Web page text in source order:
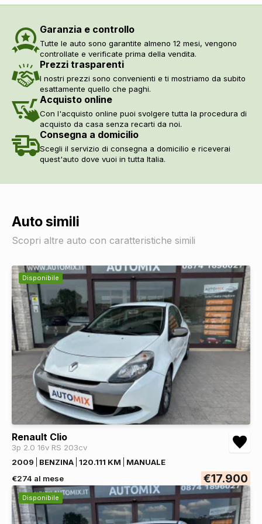
Vetri scuri
DI SERIE
Garanzia e controllo
Tutte le auto sono garantite almeno 12 mesi, vengono
controllate e verificate prima della vendita.
Prezzi trasparenti
I nostri prezzi sono convenienti e ti mostriamo da subito
esattamente quello che paghi.
Acquisto online
Con l'acquisto online puoi svolgere tutta la procedura di
acquisto da casa senza recarti da noi.
Consegna a domicilio
Scegli il servizio di consegna a domicilio e riceverai
quest'auto dove vuoi in tutta Italia.
Auto simili
Scopri altre auto con caratteristiche simili
Disponibile
Renault Clio
3p 2.0 16v RS 203cv
2009
BENZINA 120.111 KM
MANUALE
€274 al mese
€17.900
Disponibile